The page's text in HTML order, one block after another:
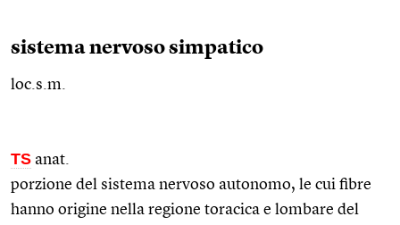
sistema nervoso simpatico
loc.s.m.
TS anat.
porzione del sistema nervoso autonomo, le cui fibre
hanno origine nella regione toracica e lombare del